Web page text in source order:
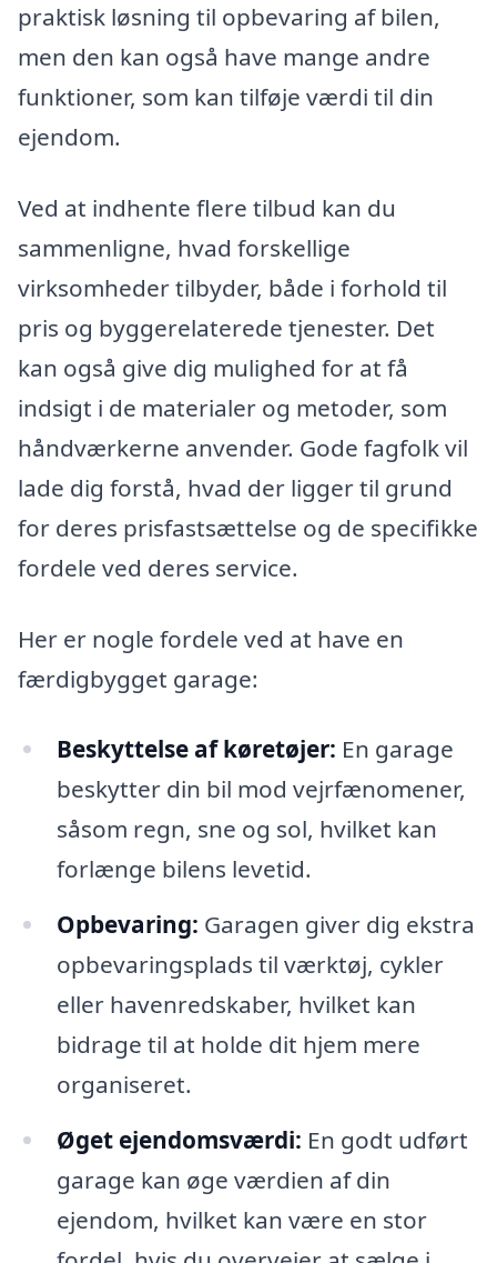
praktisk løsning til opbevaring af bilen,
men den kan også have mange andre
funktioner, som kan tilføje værdi til din
ejendom.
Ved at indhente flere tilbud kan du
sammenligne, hvad forskellige
virksomheder tilbyder, både i forhold til
pris og byggerelaterede tjenester. Det
kan også give dig mulighed for at få
indsigt i de materialer og metoder, som
håndværkerne anvender. Gode fagfolk vil
lade dig forstå, hvad der ligger til grund
for deres prisfastsættelse og de specifikke
fordele ved deres service.
Her er nogle fordele ved at have en
færdigbygget garage:
Beskyttelse af køretøjer: En garage
beskytter din bil mod vejrfænomener,
såsom regn, sne og sol, hvilket kan
forlænge bilens levetid.
Opbevaring: Garagen giver dig ekstra
opbevaringsplads til værktøj, cykler
eller havenredskaber, hvilket kan
bidrage til at holde dit hjem mere
organiseret.
Øget ejendomsværdi: En godt udført
garage kan øge værdien af din
ejendom, hvilket kan være en stor